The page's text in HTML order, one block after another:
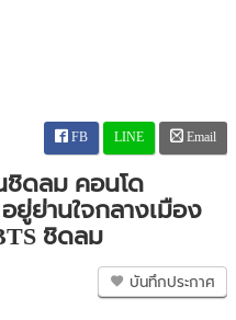
FB LINE Email
ชิดลม คอนโด
ยู่ย่านใจกลางเมือง
ชิดลม
บันทึกประกาศ